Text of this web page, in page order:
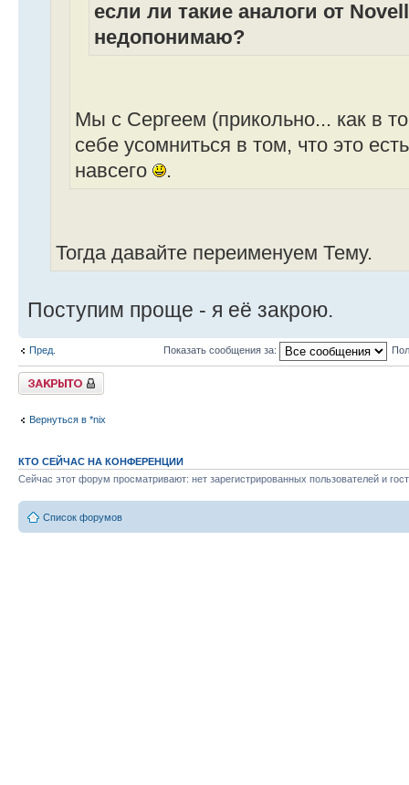
если ли такие аналоги от
недопонимаю?
Мы с Сергеем (прикольно... как в
себе усомниться в том, что это
навсего
.
Тогда давайте переименуем Тему.
Поступим проще - я её закрою.
Пред. Показать сообщения за:
Закрыто
Вернуться в *nix
КТО СЕЙЧАС НА КОНФЕРЕНЦИИ
Сейчас этот форум просматривают: нет зарегистрированных пользователей и
Список форумов